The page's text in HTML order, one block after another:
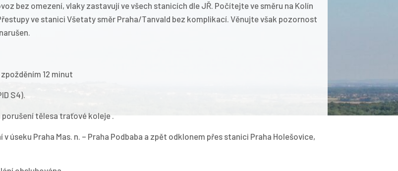
bez omezení, vlaky zastavují ve všech stanicích dle JŘ. Počítejte ve směru na Kolín
ve stanici Všetaty směr Praha/Tanvald bez komplikací. Věnujte však pozornost
12 minut
S4).
porušení tělesa traťové koleje .
úseku Praha Mas. n. – Praha Podbaba a zpět odklonem přes stanici Praha Holešovice,